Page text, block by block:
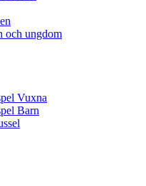
och ungdom
Vuxna
Barn